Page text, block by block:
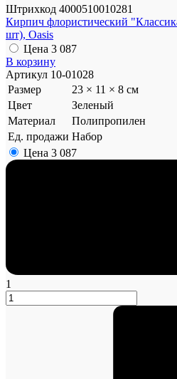
Штрихкод 4000510010281
Кирпич флористический
шт), Oasis
Цена 3 087
В корзину
Артикул 10-01028
Размер
23 × 11 × 8 см
Цвет
Зеленый
Материал
Полипропилен
Ед. продажи Набор
Цена 3 087
1